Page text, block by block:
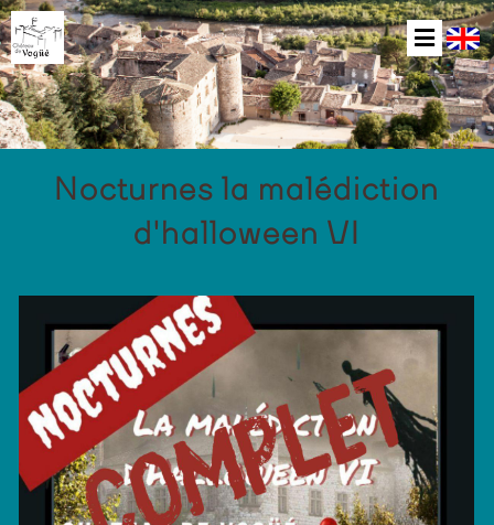
Nocturnes la malédiction
d'halloween VI